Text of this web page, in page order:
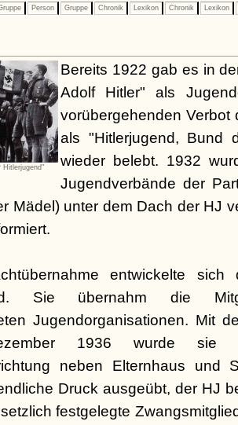
Person Gruppe Chronik Lexikon Chronik Lexikon
Hitlerjugend"
Bereits 1922 gab es in
Adolf Hitler" als
vorübergehenden Verbot
als "Hitlerjugend, Bund
wieder belebt. 1932
Jugendverbände der
Mädel) unter dem Dach der HJ
entwickelte
Sie übernahm die
Jugendorganisationen. Mit
1936 wurde sie
neben Elternhaus und
Druck ausgeübt, der HJ
festgelegte